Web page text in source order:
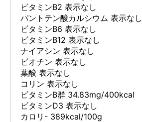
ビタミンB2 表示なし
パントテン酸カルシウム 表示なし
ビタミンB6 表示なし
ビタミンB12 表示なし
ナイアシン 表示なし
ビオチン 表示なし
葉酸 表示なし
コリン 表示なし
ビタミンB群 34.83mg/400kcal
ビタミンD3 表示なし
カロリ- 389kcal/100g